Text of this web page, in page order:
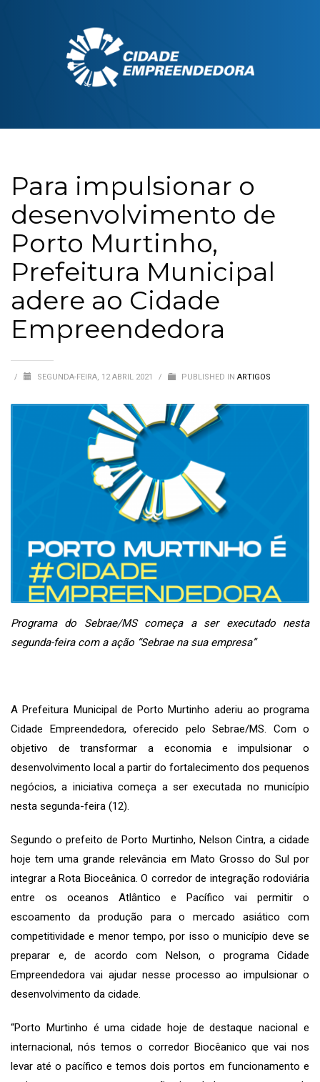
Para impulsionar o
desenvolvimento de
Porto Murtinho,
Prefeitura Municipal
adere ao Cidade
Empreendedora
/ SEGUNDA-FEIRA, 12 ABRIL 2021 / PUBLISHED IN ARTIGOS
Programa do Sebrae/MS começa a ser executado nesta
segunda-feira com a ação “Sebrae na sua empresa”
A Prefeitura Municipal de Porto Murtinho aderiu ao programa
Cidade Empreendedora, oferecido pelo Sebrae/MS. Com o
objetivo de transformar a economia e impulsionar o
desenvolvimento local a partir do fortalecimento dos pequenos
negócios, a iniciativa começa a ser executada no município
nesta segunda-feira (12).
Segundo o prefeito de Porto Murtinho, Nelson Cintra, a cidade
hoje tem uma grande relevância em Mato Grosso do Sul por
integrar a Rota Bioceânica. O corredor de integração rodoviária
entre os oceanos Atlântico e Pacífico vai permitir o
escoamento da produção para o mercado asiático com
competitividade e menor tempo, por isso o município deve se
preparar e, de acordo com Nelson, o programa Cidade
Empreendedora vai ajudar nesse processo ao impulsionar o
desenvolvimento da cidade.
“Porto Murtinho é uma cidade hoje de destaque nacional e
internacional, nós temos o corredor Biocêanico que vai nos
levar até o pacífico e temos dois portos em funcionamento e